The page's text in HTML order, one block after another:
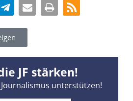
JF stärken!
unterstützen!